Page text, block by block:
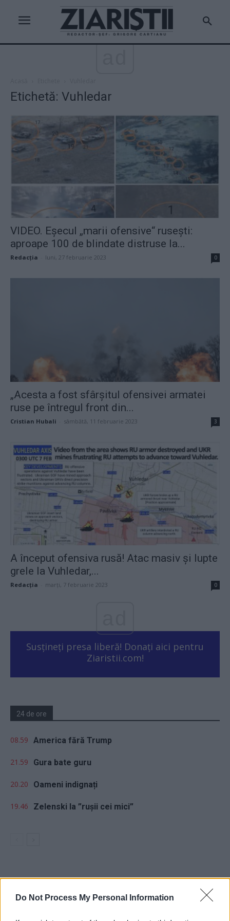
Do Not Process My Personal Information
Etichetă: Vuhledar
VIDEO. Eșecul „marii ofensive“ rusești:
aproape 100 de blindate distruse la...
Redacţia luni, 27 februarie 2023 0
„Acesta a fost sfârșitul ofensivei armatei
ruse pe întregul front din...
Cristian Hubali sâmbătă, 11 februarie 2023 3
A început ofensiva rusă! Atac masiv și lupte
grele la Vuhledar,...
Redacţia marți, 7 februarie 2023 0
Susțineți presa liberă! Donați aici pentru
Ziaristii.com!
24 de ore
08.59 America fără Trump
21.59 Gura bate guru
20.20 Oameni indignați
19.46 Zelenski la ”rușii cei mici”